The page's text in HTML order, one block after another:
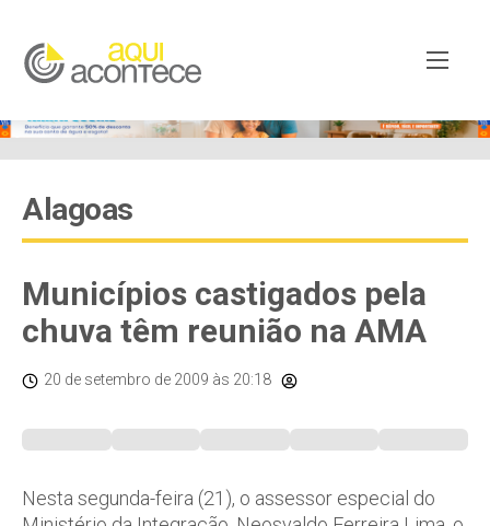
Alagoas
Municípios castigados pela
chuva têm reunião na AMA
20 de setembro de 2009 às 20:18
Nesta segunda-feira (21), o assessor especial do